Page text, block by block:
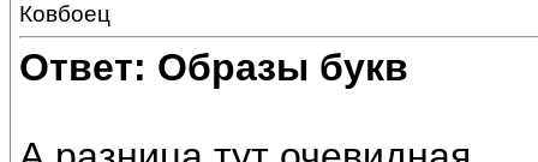
Ковбоец
Ответ: Образы букв